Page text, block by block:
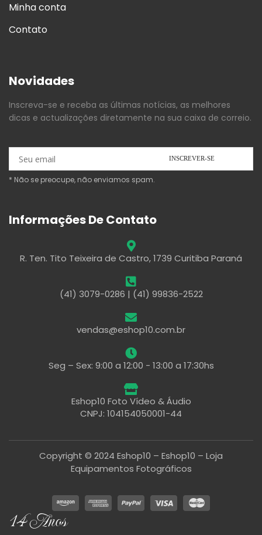
Minha conta
Contato
Novidades
Inscreva-se e receba as últimas notícias, as melhores
dicas e actualizações diretamente na sua caixa de correio.
* Não se preocupe, não enviamos spam.
Informações De Contato
R. Ten. Tito Teixeira de Castro, 1739 Curitiba Paraná
(41) 3079-0286 | (41) 99836-2522
vendas@eshop10.com.br
Seg – Sex: 9:00 a 12:00 - 13:00 a 17:30hs
Eshop10 Foto Vídeo & Áudio
CNPJ: 104154050001-44
Copyright © 2024 Eshop10 – Eshop10 – Loja
Equipamentos Fotográficos
14 Anos